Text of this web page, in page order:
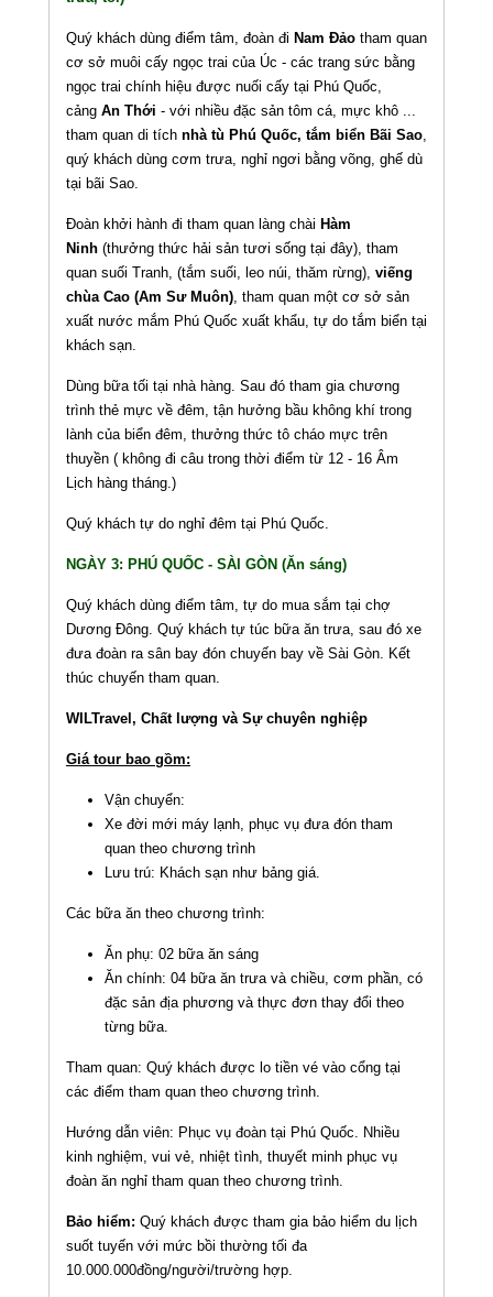
Quý khách dùng điểm tâm, đoàn đi Nam Đảo tham quan
cơ sở muôi cấy ngọc trai của Úc - các trang sức bằng
ngọc trai chính hiệu được nuối cấy tại Phú Quốc,
cảng An Thới - với nhiều đặc sản tôm cá, mực khô ...
tham quan di tích nhà tù Phú Quốc, tắm biển Bãi Sao,
quý khách dùng cơm trưa, nghỉ ngơi bằng võng, ghế dù
tại bãi Sao.
Đoàn khởi hành đi tham quan làng chài Hàm
Ninh (thưởng thức hải sản tươi sống tại đây), tham
quan suối Tranh, (tắm suối, leo núi, thăm rừng), viếng
chùa Cao (Am Sư Muôn), tham quan một cơ sở sản
xuất nước mắm Phú Quốc xuất khẩu, tự do tắm biển tại
khách sạn.
Dùng bữa tối tại nhà hàng. Sau đó tham gia chương
trình thẻ mực về đêm, tận hưởng bầu không khí trong
lành của biển đêm, thưởng thức tô cháo mực trên
thuyền ( không đi câu trong thời điểm từ 12 - 16 Âm
Lịch hàng tháng.)
Quý khách tự do nghỉ đêm tại Phú Quốc.
NGÀY 3: PHÚ QUỐC - SÀI GÒN (Ăn sáng)
Quý khách dùng điểm tâm, tự do mua sắm tại chợ
Dương Đông. Quý khách tự túc bữa ăn trưa, sau đó xe
đưa đoàn ra sân bay đón chuyến bay về Sài Gòn. Kết
thúc chuyến tham quan.
WILTravel, Chất lượng và Sự chuyên nghiệp
Giá tour bao gồm:
Vận chuyển:
Xe đời mới máy lạnh, phục vụ đưa đón tham
quan theo chương trình
Lưu trú: Khách sạn như bảng giá.
Các bữa ăn theo chương trình:
Ăn phụ: 02 bữa ăn sáng
Ăn chính: 04 bữa ăn trưa và chiều, cơm phần, có
đặc sản địa phương và thực đơn thay đổi theo
từng bữa.
Tham quan: Quý khách được lo tiền vé vào cổng tại
các điểm tham quan theo chương trình.
Hướng dẫn viên: Phục vụ đoàn tại Phú Quốc. Nhiều
kinh nghiệm, vui vẻ, nhiệt tình, thuyết minh phục vụ
đoàn ăn nghỉ tham quan theo chương trình.
Bảo hiểm: Quý khách được tham gia bảo hiểm du lịch
suốt tuyến với mức bồi thường tối đa
10.000.000đồng/người/trường hợp.